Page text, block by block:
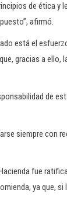
de ética y
afirmó.
está el
gracias a
de
siempre con
fue
ya que,